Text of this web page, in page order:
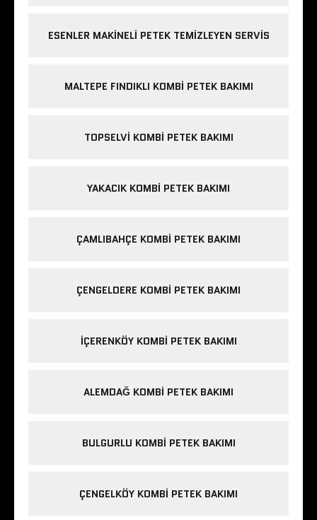
ESENLER MAKINELI PETEK TEMIZLEYEN SERVIS
MALTEPE FINDIKLI KOMBI PETEK BAKIMI
TOPSELVI KOMBI PETEK BAKIMI
YAKACIK KOMBI PETEK BAKIMI
ÇAMLIBAHÇE KOMBI PETEK BAKIMI
ÇENGELDERE KOMBI PETEK BAKIMI
IÇERENKÖY KOMBI PETEK BAKIMI
ALEMDAĞ KOMBI PETEK BAKIMI
BULGURLU KOMBI PETEK BAKIMI
ÇENGELKÖY KOMBI PETEK BAKIMI